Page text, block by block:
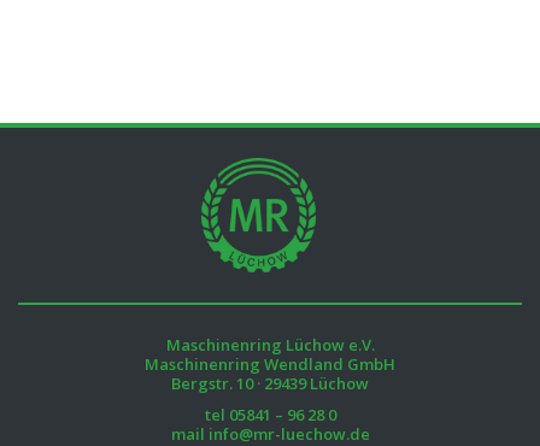
Maschinenring Lüchow e.V.
Maschinenring Wendland GmbH
Bergstr. 10 · 29439 Lüchow
tel 05841 – 96 28 0
mail info@mr-luechow.de